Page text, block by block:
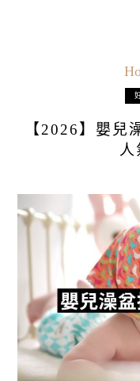
【2026】嬰兒
人